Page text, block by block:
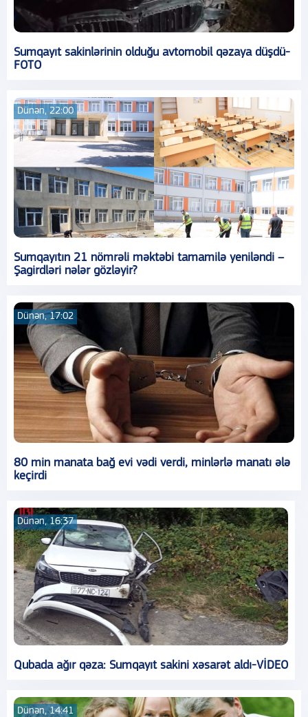
Sumqayıt sakinlərinin olduğu avtomobil qəzaya düşdü-
FOTO
Dünən, 22:00
Sumqayıtın 21 nömrəli məktəbi tamamilə yeniləndi –
Şagirdləri nələr gözləyir?
Dünən, 17:02
80 min manata bağ evi vədi verdi, minlərlə manatı ələ
keçirdi
Dünən, 16:37
Qubada ağır qəza: Sumqayıt sakini xəsarət aldı-VİDEO
Dünən, 14:41